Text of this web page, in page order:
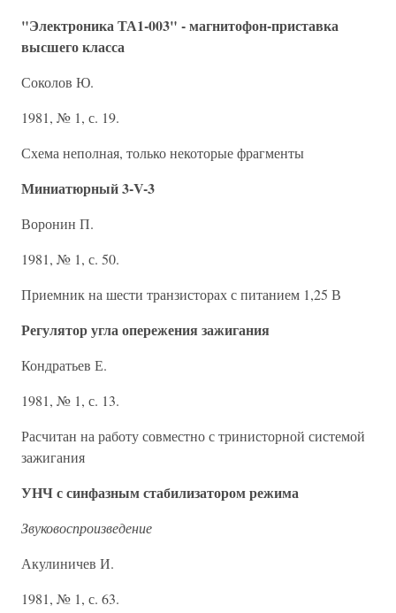
"Электроника ТА1-003" - магнитофон-приставка
высшего класса
Соколов Ю.
1981, № 1, с. 19.
Схема неполная, только некоторые фрагменты
Миниатюрный 3-V-3
Воронин П.
1981, № 1, с. 50.
Приемник на шести транзисторах с питанием 1,25 В
Регулятор угла опережения зажигания
Кондратьев Е.
1981, № 1, с. 13.
Расчитан на работу совместно с тринисторной системой
зажигания
УНЧ с синфазным стабилизатором режима
Звуковоспроизведение
Акулиничев И.
1981, № 1, с. 63.